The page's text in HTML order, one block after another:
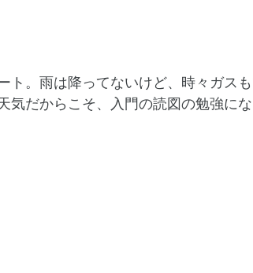
ト。雨は降ってないけど、時々ガス
気だからこそ、入門の読図の勉強に